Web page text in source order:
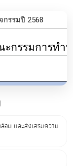
ม และส่งเสริมความ